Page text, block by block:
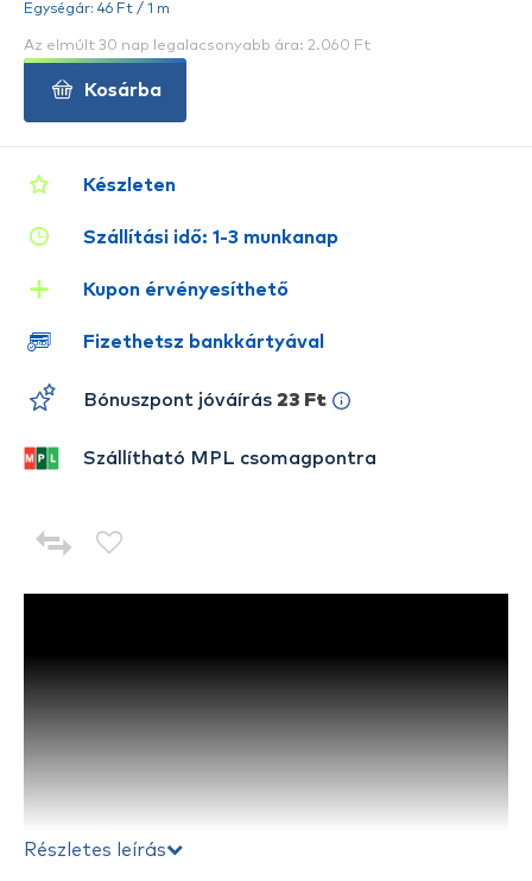
Részletes leírás
Készleten
Szállítási idő: 1-3 munkanap
Kupon érvényesíthető
Fizethetsz bankkártyával
Bónuszpont jóváírás 23 Ft
Szállítható MPL csomagpontra
Egységár: 46 Ft / 1 m
Az elmúlt 30 nap legalacsonyabb ára: 2.060 Ft
Kosárba